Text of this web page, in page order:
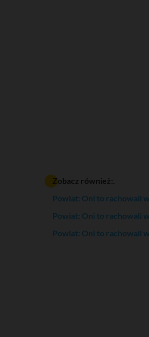
Zobacz również:.
Powiat: Oni to rachowali
Powiat: Oni to rachowali
Powiat: Oni to rachowali